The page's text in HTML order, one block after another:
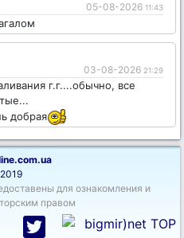
05-08-2026 11:43
03-08-2026 21:29
г.г....обычно, все
добрая
для ознакомления и
правом